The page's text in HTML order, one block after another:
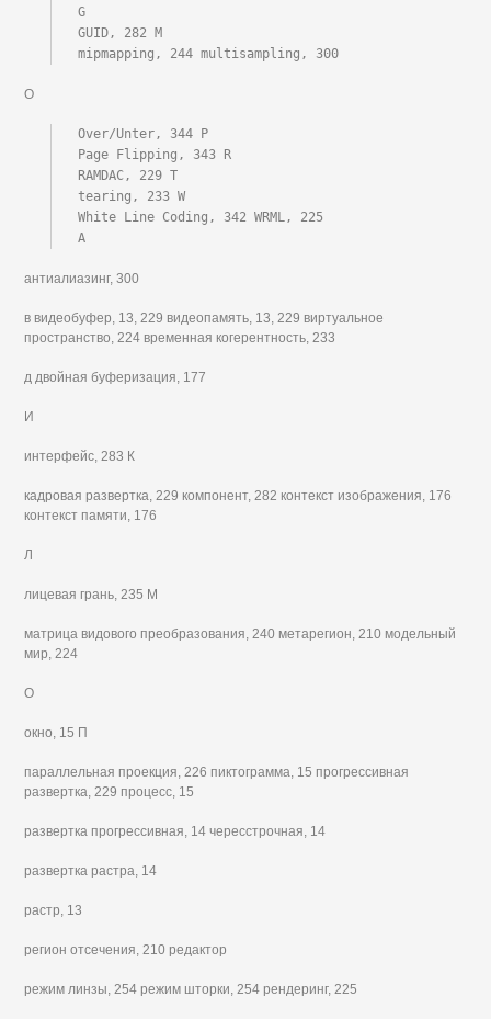
G
GUID, 282 M
mipmapping, 244 multisampling, 300
О
Over/Unter, 344 P
Page Flipping, 343 R
RAMDAC, 229 T
tearing, 233 W
White Line Coding, 342 WRML, 225
A
антиалиазинг, 300
в видеобуфер, 13, 229 видеопамять, 13, 229 виртуальное
пространство, 224 временная когерентность, 233
д двойная буферизация, 177
И
интерфейс, 283 К
кадровая развертка, 229 компонент, 282 контекст изображения, 176
контекст памяти, 176
Л
лицевая грань, 235 М
матрица видового преобразования, 240 метарегион, 210 модельный
мир, 224
О
окно, 15 П
параллельная проекция, 226 пиктограмма, 15 прогрессивная
развертка, 229 процесс, 15
развертка прогрессивная, 14 чересстрочная, 14
развертка растра, 14
растр, 13
регион отсечения, 210 редактор
режим линзы, 254 режим шторки, 254 рендеринг, 225